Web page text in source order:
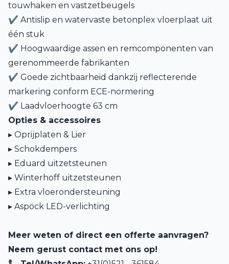
touwhaken en vastzetbeugels
✔ Antislip en watervaste betonplex vloerplaat uit
één stuk
✔ Hoogwaardige assen en remcomponenten van
gerenommeerde fabrikanten
✔ Goede zichtbaarheid dankzij reflecterende
markering conform ECE-normering
✔ Laadvloerhoogte 63 cm
Opties & accessoires
▸ Oprijplaten & Lier
▸ Schokdempers
▸ Eduard uitzetsteunen
▸ Winterhoff uitzetsteunen
▸ Extra vloerondersteuning
▸ Aspöck LED-verlichting
Meer weten of direct een offerte aanvragen?
Neem gerust contact met ons op!